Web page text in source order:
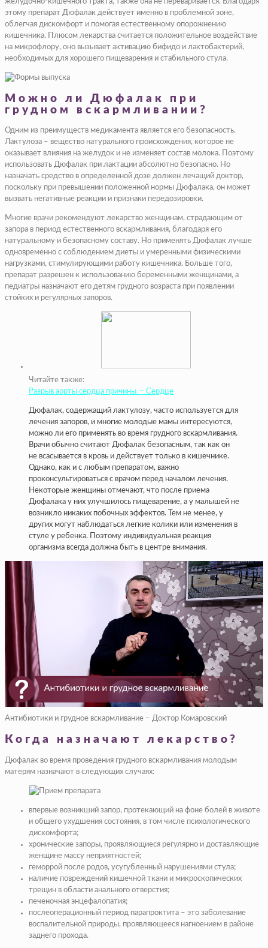
этому препарат Дюфалак действует именно в проблемной зоне,
облегчая дискомфорт и помогая естественному опорожнению
кишечника. Плюсом лекарства считается положительное воздействие
на микрофлору, оно вызывает активацию бифидо и лактобактерий,
необходимых для хорошего пищеварения и стабильного стула.
Можно ли Дюфалак при
грудном вскармливании?
Одним из преимуществ медикамента является его безопасность.
Лактулоза – вещество натурального происхождения, которое не
оказывает влияния на желудок и не изменяет состав молока. Поэтому
использовать Дюфалак при лактации абсолютно безопасно. Но
назначать средство в определенной дозе должен лечащий доктор,
поскольку при превышении положенной нормы Дюфалака, он может
вызвать негативные реакции и признаки передозировки.
Многие врачи рекомендуют лекарство женщинам, страдающим от
запора в период естественного вскармливания, благодаря его
натуральному и безопасному составу. Но применять Дюфалак лучше
одновременно с соблюдением диеты и умеренными физическими
нагрузками, стимулирующими работу кишечника. Больше того,
препарат разрешен к использованию беременными женщинами, а
педиатры назначают его детям грудного возраста при появлении
стойких и регулярных запоров.
Читайте также:
Разрыв аорты сердца причины — Сердце
Дюфалак, содержащий лактулозу, часто используется для
лечения запоров, и многие молодые мамы интересуются,
можно ли его применять во время грудного вскармливания.
Врачи обычно считают Дюфалак безопасным, так как он
не всасывается в кровь и действует только в кишечнике.
Однако, как и с любым препаратом, важно
проконсультироваться с врачом перед началом лечения.
Некоторые женщины отмечают, что после приема
Дюфалака у них улучшилось пищеварение, а у малышей не
возникло никаких побочных эффектов. Тем не менее, у
других могут наблюдаться легкие колики или изменения в
стуле у ребенка. Поэтому индивидуальная реакция
организма всегда должна быть в центре внимания.
Антибиотики и грудное вскармливание – Доктор Комаровский
Когда назначают лекарство?
Дюфалак во время проведения грудного вскармливания молодым
матерям назначают в следующих случаях:
впервые возникший запор, протекающий на фоне болей в животе
и общего ухудшения состояния, в том числе психологического
дискомфорта;
хронические запоры, проявляющиеся регулярно и доставляющие
женщине массу неприятностей;
геморрой после родов, усугубленный нарушениями стула;
наличие повреждений кишечной ткани и микроскопических
трещин в области анального отверстия;
печеночная энцефалопатия;
послеоперационный период парапроктита – это заболевание
воспалительной природы, проявляющееся нагноением в районе
заднего прохода.